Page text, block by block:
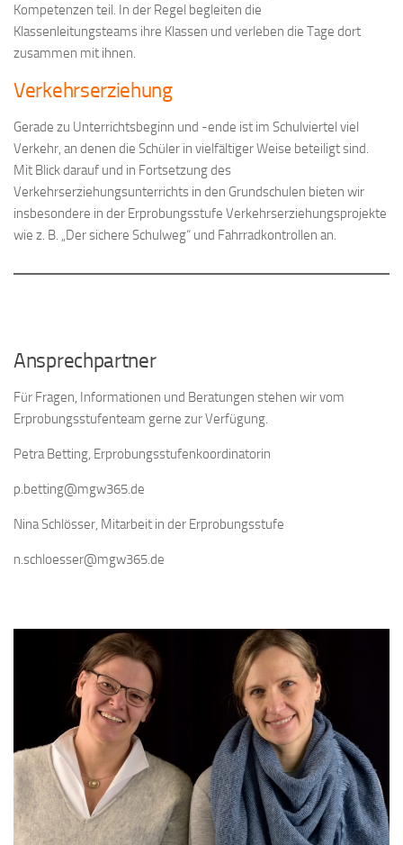
Kompetenzen teil. In der Regel begleiten die
Klassenleitungsteams ihre Klassen und verleben die Tage dort
zusammen mit ihnen.
Verkehrserziehung
Gerade zu Unterrichtsbeginn und -ende ist im Schulviertel viel
Verkehr, an denen die Schüler in vielfältiger Weise beteiligt sind.
Mit Blick darauf und in Fortsetzung des
Verkehrserziehungsunterrichts in den Grundschulen bieten wir
insbesondere in der Erprobungsstufe Verkehrserziehungsprojekte
wie z. B. „Der sichere Schulweg“ und Fahrradkontrollen an.
Ansprechpartner
Für Fragen, Informationen und Beratungen stehen wir vom
Erprobungsstufenteam gerne zur Verfügung.
Petra Betting, Erprobungsstufenkoordinatorin
p.betting@mgw365.de
Nina Schlösser, Mitarbeit in der Erprobungsstufe
n.schloesser@mgw365.de